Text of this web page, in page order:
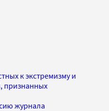
к экстремизму и
признанных
журнала